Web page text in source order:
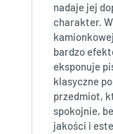
nadaje jej
charakter.
bardzo
eksponuje
klasyczne
przedmiot,
spokojnie,
jakości i